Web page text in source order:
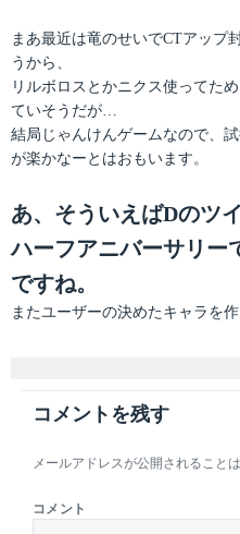
まあ最近は竜のせいでCTアップ
うから、
リルボロスとかニクス使ってた
ていそうだが…
結局じゃんけんゲームなので、
が楽かなーとはおもいます。
あ、そういえばDのツ
ハーフアニバーサリー
ですね。
またユーザーの決めたキャラを
コメントを残す
メールアドレスが公開されること
コメント